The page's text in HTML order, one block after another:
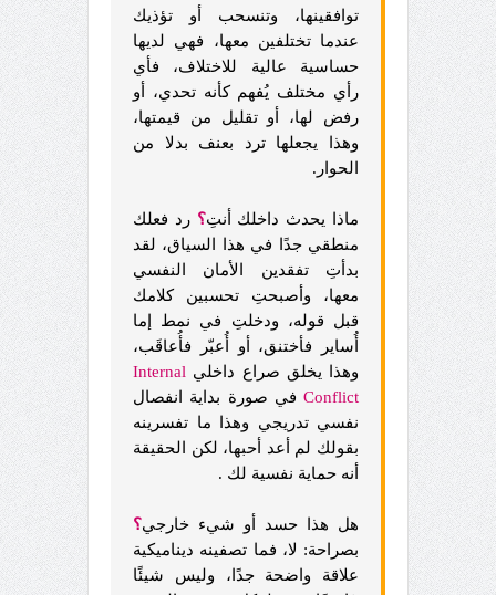
توافقينها، وتنسحب أو تؤذيك
عندما تختلفين معها، فهي لديها
حساسية عالية للاختلاف، فأي
رأي مختلف يُفهم كأنه تحدي، أو
رفض لها، أو تقليل من قيمتها،
وهذا يجعلها ترد بعنف بدلا من
الحوار.
ماذا يحدث داخلك أنتِ؟ رد فعلك
منطقي جدًا في هذا السياق، لقد
بدأتِ تفقدين الأمان النفسي
معها، وأصبحتِ تحسبين كلامك
قبل قوله، ودخلتِ في نمط إما
أُساير فأختنق، أو أُعبّر فأُعاقَب،
وهذا يخلق صراع داخلي Internal
Conflict في صورة بداية انفصال
نفسي تدريجي وهذا ما تفسرينه
بقولك لم أعد أحبها، لكن الحقيقة
أنه حماية نفسية لك .
هل هذا حسد أو شيء خارجي؟
بصراحة: لا، فما تصفينه ديناميكية
علاقة واضحة جدًا، وليس شيئًا